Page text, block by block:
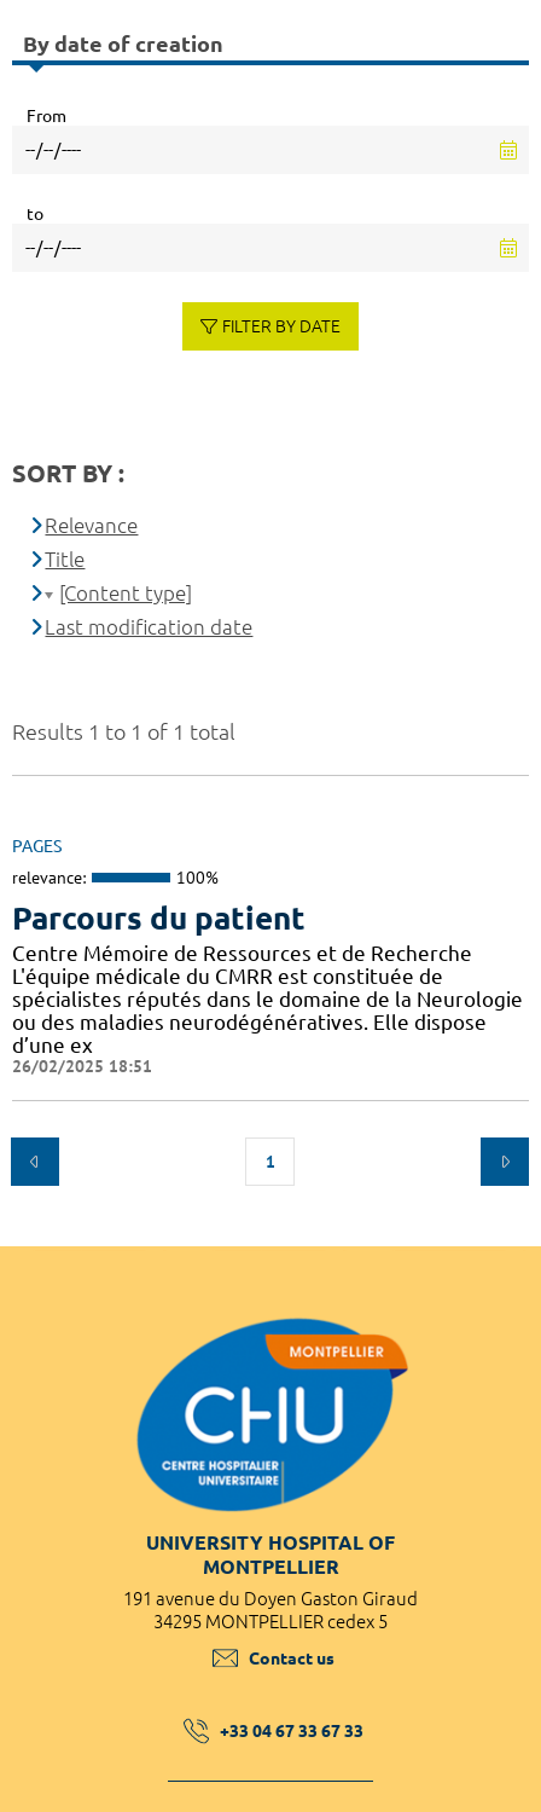
Results 1 to 1 of 1 total
PAGES
relevance: 100%
Parcours du patient
Centre Mémoire de Ressources et de Recherche
L'équipe médicale du CMRR est constituée de
spécialistes réputés dans le domaine de la Neurologie
ou des maladies neurodégénératives. Elle dispose
d’une ex
26/02/2025 18:51
1
By date of creation
From
to
FILTER BY DATE
SORT BY :
Relevance
Title
[Content type]
Last modification date
UNIVERSITY HOSPITAL OF
MONTPELLIER
191 avenue du Doyen Gaston Giraud
34295 MONTPELLIER cedex 5
Contact us
+33 04 67 33 67 33